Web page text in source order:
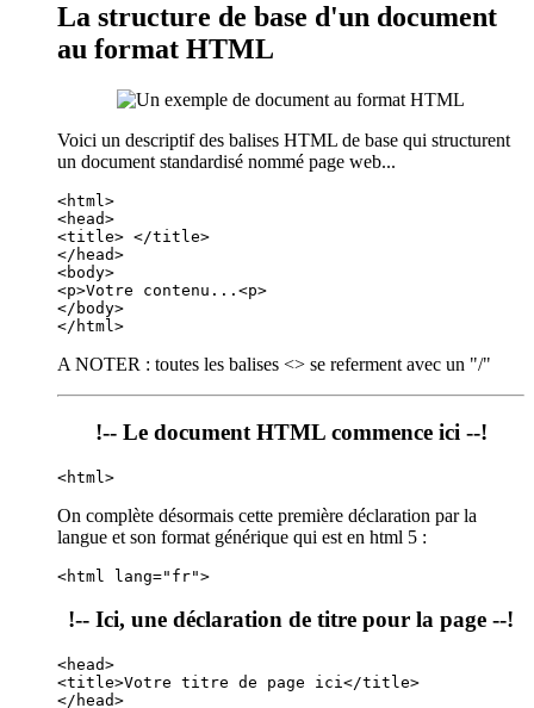
La structure de base d'un document
au format HTML
Voici un descriptif des balises HTML de base qui structurent
un document standardisé nommé page web...
<html>
<head>
<title> </title>
</head>
<body>
<p>Votre contenu...<p>
</body>
</html>
A NOTER : toutes les balises <> se referment avec un "/"
!-- Le document HTML commence ici --!
<html>
On complète désormais cette première déclaration par la
langue et son format générique qui est en html 5 :
<html lang="fr">
!-- Ici, une déclaration de titre pour la page --!
<head>
<title>Votre titre de page ici</title>
</head>